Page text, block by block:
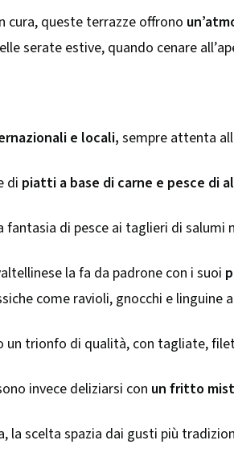
cura, queste terrazze offrono
serate estive, quando cenare
e locali, sempre attenta
di piatti a base di carne e pesce di
fantasia di pesce ai taglieri di
la fa da padrone con i suoi
come ravioli, gnocchi e linguine
un trionfo di qualità, con tagliate,
invece deliziarsi con un fritto
la scelta spazia dai gusti più